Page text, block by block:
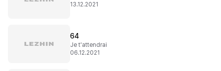
13.12.2021
64
Je t'attendrai
06.12.2021